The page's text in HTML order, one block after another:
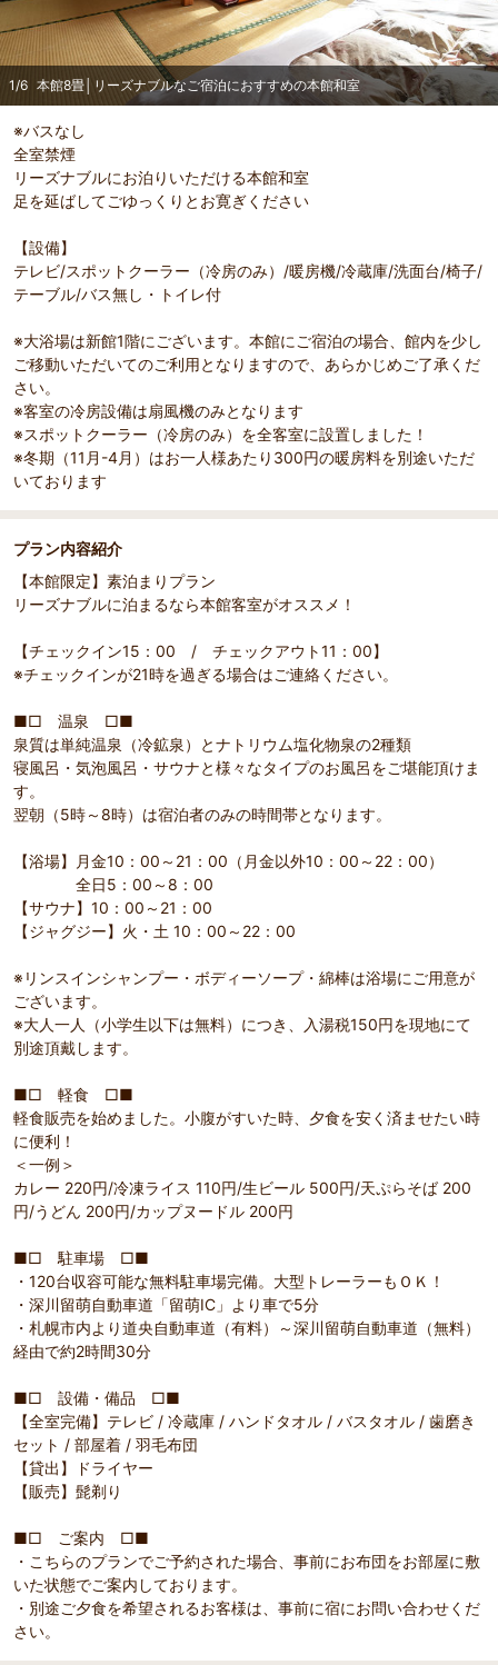
1/6 本館8畳│リーズナブルなご宿泊におすすめの本館和室
※バスなし
全室禁煙
リーズナブルにお泊りいただける本館和室
足を延ばしてごゆっくりとお寛ぎください
【設備】
テレビ/スポットクーラー（冷房のみ）/暖房機/冷蔵庫/洗面台/椅子/
テーブル/バス無し・トイレ付
※大浴場は新館1階にございます。本館にご宿泊の場合、館内を少し
ご移動いただいてのご利用となりますので、あらかじめご了承くだ
さい。
※客室の冷房設備は扇風機のみとなります
※スポットクーラー（冷房のみ）を全客室に設置しました！
※冬期（11月-4月）はお一人様あたり300円の暖房料を別途いただ
いております
プラン内容紹介
【本館限定】素泊まりプラン
リーズナブルに泊まるなら本館客室がオススメ！
【チェックイン15：00 / チェックアウト11：00】
※チェックインが21時を過ぎる場合はご連絡ください。
■□ 温泉 □■
泉質は単純温泉（冷鉱泉）とナトリウム塩化物泉の2種類
寝風呂・気泡風呂・サウナと様々なタイプのお風呂をご堪能頂けま
す。
翌朝（5時～8時）は宿泊者のみの時間帯となります。
【浴場】月金10：00～21：00（月金以外10：00～22：00）
全日5：00～8：00
【サウナ】10：00～21：00
【ジャグジー】火・土 10：00～22：00
※リンスインシャンプー・ボディーソープ・綿棒は浴場にご用意が
ございます。
※大人一人（小学生以下は無料）につき、入湯税150円を現地にて
別途頂戴します。
■□ 軽食 □■
軽食販売を始めました。小腹がすいた時、夕食を安く済ませたい時
に便利！
＜一例＞
カレー 220円/冷凍ライス 110円/生ビール 500円/天ぷらそば 200
円/うどん 200円/カップヌードル 200円
■□ 駐車場 □■
・120台収容可能な無料駐車場完備。大型トレーラーもＯＫ！
・深川留萌自動車道「留萌IC」より車で5分
・札幌市内より道央自動車道（有料）～深川留萌自動車道（無料）
経由で約2時間30分
■□ 設備・備品 □■
【全室完備】テレビ / 冷蔵庫 / ハンドタオル / バスタオル / 歯磨き
セット / 部屋着 / 羽毛布団
【貸出】ドライヤー
【販売】髭剃り
■□ ご案内 □■
・こちらのプランでご予約された場合、事前にお布団をお部屋に敷
いた状態でご案内しております。
・別途ご夕食を希望されるお客様は、事前に宿にお問い合わせくだ
さい。
部屋詳細（1/6）
Pr
ou
s
本館8畳│リーズナブルなご宿泊におすすめの本館和室
本館8
Ne